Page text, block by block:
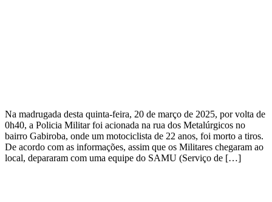
Na madrugada desta quinta-feira, 20 de março de 2025, por volta de
0h40, a Policia Militar foi acionada na rua dos Metalúrgicos no
bairro Gabiroba, onde um motociclista de 22 anos, foi morto a tiros.
De acordo com as informações, assim que os Militares chegaram ao
local, depararam com uma equipe do SAMU (Serviço de […]